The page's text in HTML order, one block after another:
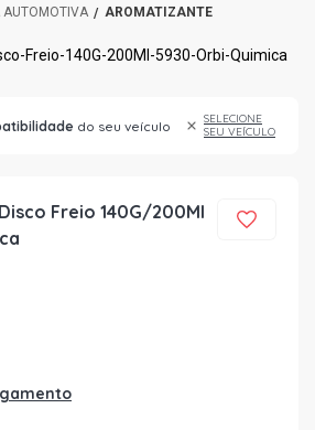
AUTOMOTIVA AROMATIZANTE
do seu veículo
SELECIONE
SEU VEÍCULO
Freio 140G/200Ml